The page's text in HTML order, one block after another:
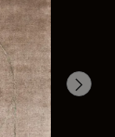
@edone.it